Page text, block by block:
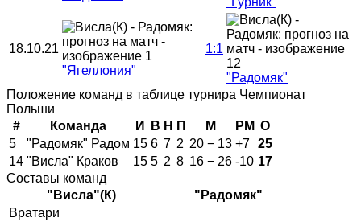
18.10.21
"Ягеллония"
1:1
"Радомяк"
Положение команд в таблице турнира Чемпионат
Польши
#
Команда И В Н П М РМ О
5
"Радомяк" Радом 15 6 7 2 20 − 13 +7 25
14 "Висла" Краков 15 5 2 8 16 − 26 -10 17
Составы команд
"Висла"(К)
"Радомяк"
Вратари